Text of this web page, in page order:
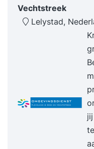
Vechtstreek
Lelystad,